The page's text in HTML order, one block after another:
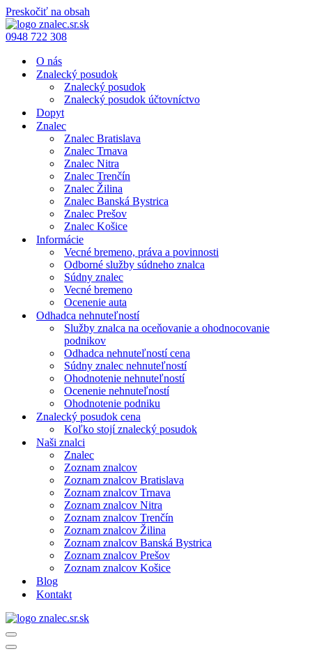
Preskočiť na obsah
0948 722 308
O nás
Znalecký posudok
Znalecký posudok
Znalecký posudok účtovníctvo
Dopyt
Znalec
Znalec Bratislava
Znalec Trnava
Znalec Nitra
Znalec Trenčín
Znalec Žilina
Znalec Banská Bystrica
Znalec Prešov
Znalec Košice
Informácie
Vecné bremeno, práva a povinnosti
Odborné služby súdneho znalca
Súdny znalec
Vecné bremeno
Ocenenie auta
Odhadca nehnuteľností
Služby znalca na oceňovanie a ohodnocovanie
podnikov
Odhadca nehnuteľností cena
Súdny znalec nehnuteľností
Ohodnotenie nehnuteľností
Ocenenie nehnuteľností
Ohodnotenie podniku
Znalecký posudok cena
Koľko stojí znalecký posudok
Naši znalci
Znalec
Zoznam znalcov
Zoznam znalcov Bratislava
Zoznam znalcov Trnava
Zoznam znalcov Nitra
Zoznam znalcov Trenčín
Zoznam znalcov Žilina
Zoznam znalcov Banská Bystrica
Zoznam znalcov Prešov
Zoznam znalcov Košice
Blog
Kontakt
Menu
navigácie
Menu